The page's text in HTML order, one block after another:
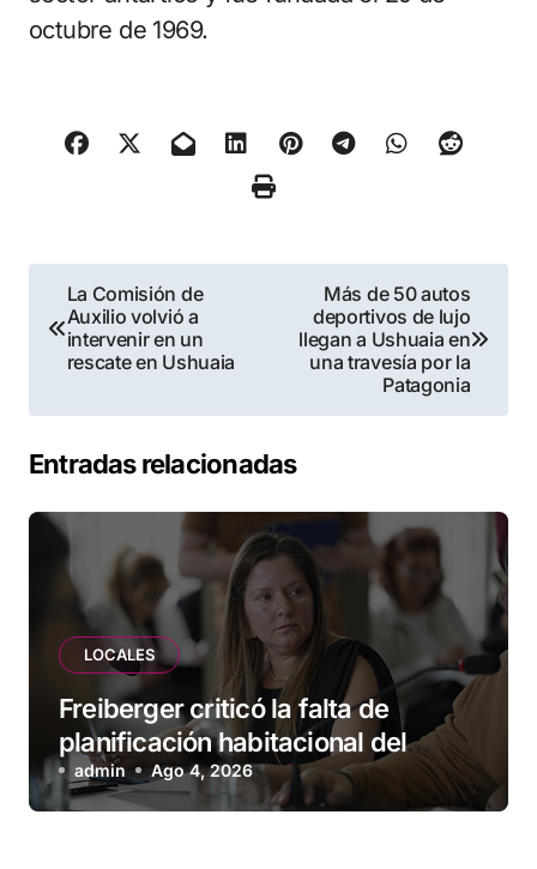
octubre de 1969.
Navegación
de
La Comisión de
Auxilio volvió a
intervenir en un
rescate en Ushuaia
Más de 50 autos
deportivos de lujo
llegan a Ushuaia en
una travesía por la
Patagonia
Entradas relacionadas
LOCALES
Freiberger criticó la falta de
planificación habitacional del
Municipio: “Vuoto deja afuera a
vecinos que llevan más de 20 años
admin Ago 4, 2026